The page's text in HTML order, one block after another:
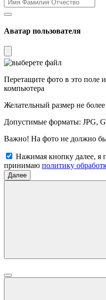
Аватар пользователя
Перетащите фото в это поле
компьютера
Желательный размер не
Допустимые форматы: JPG,
Важно! На фото не должно
Нажимая кнопку далее, я
принимаю политику
Далее